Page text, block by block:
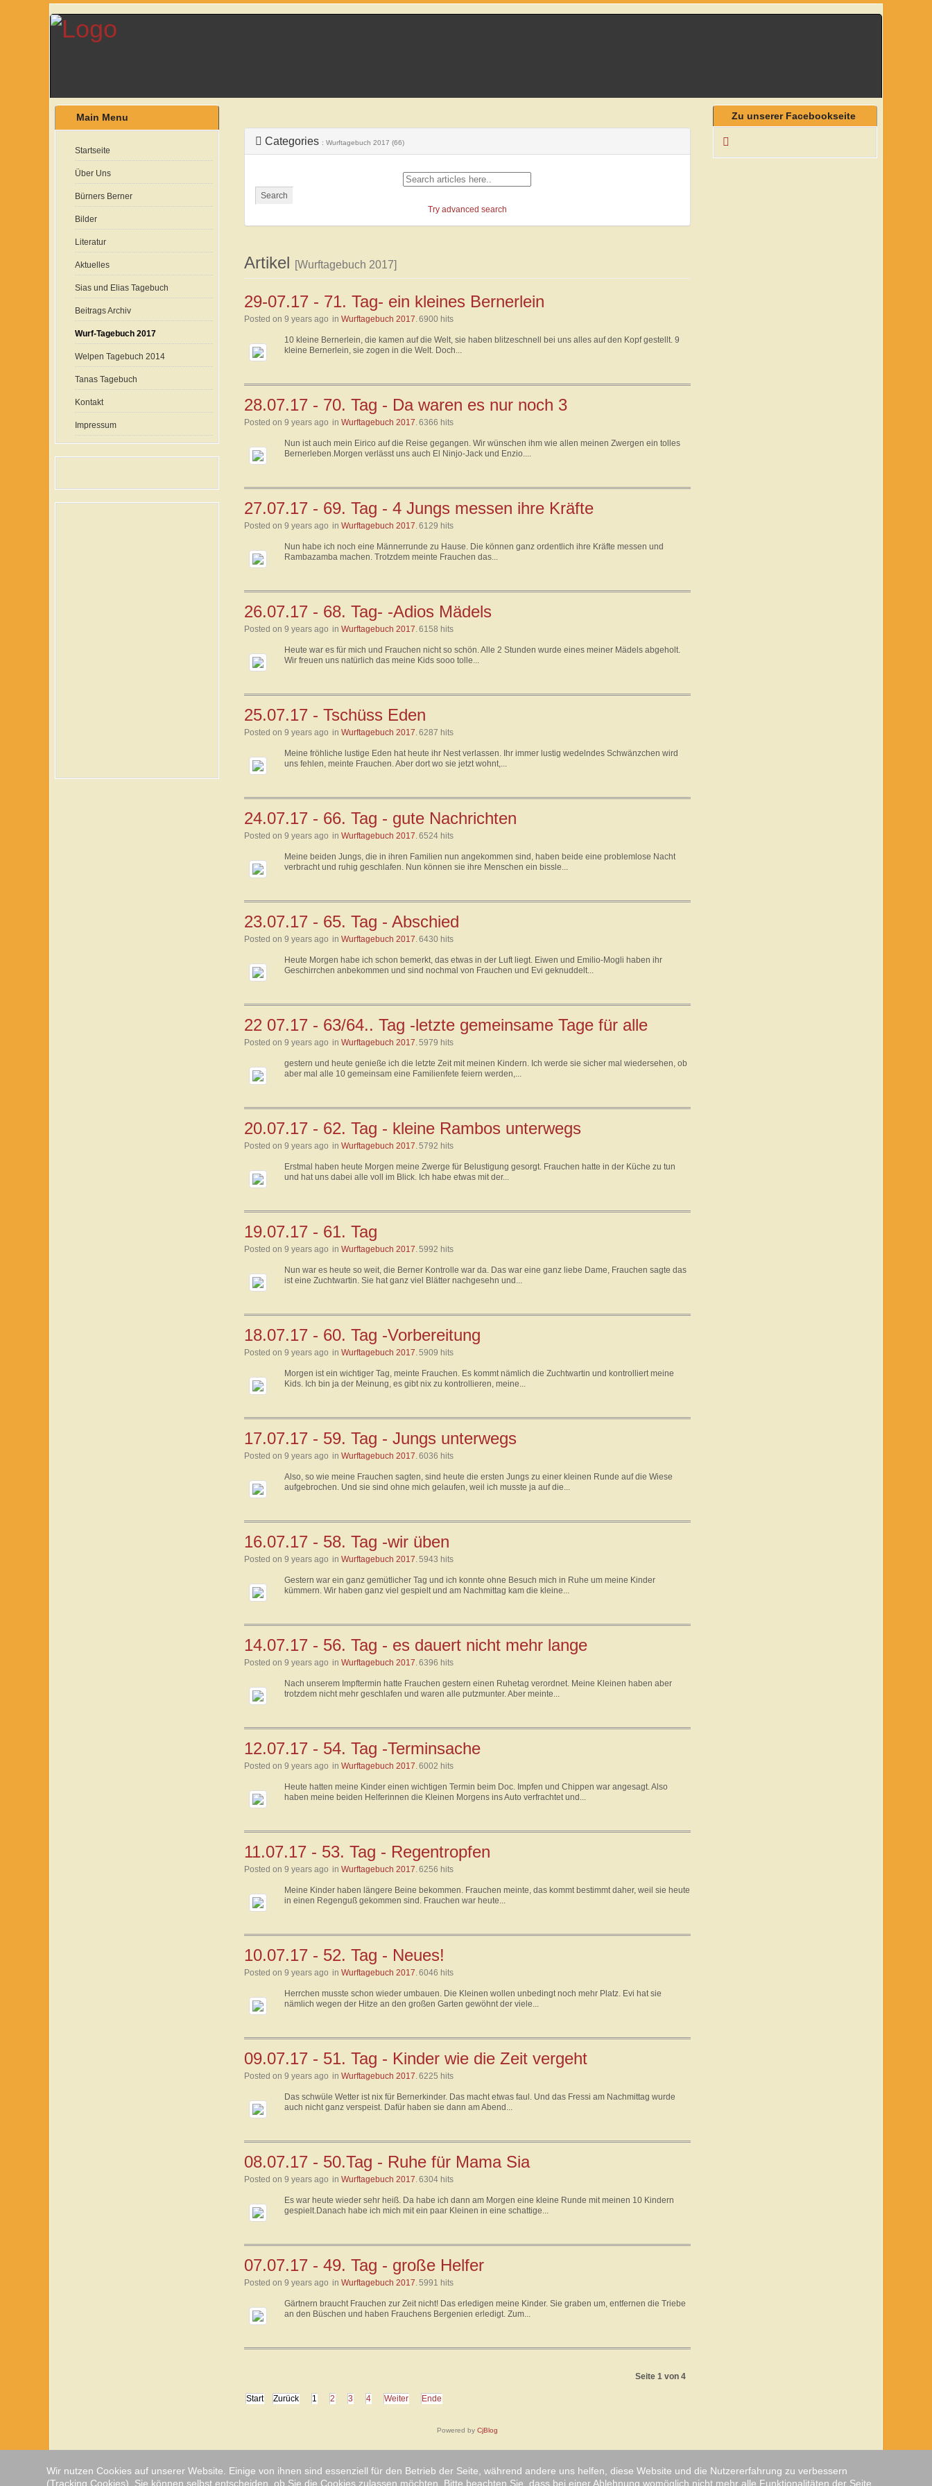
Main Menu
Startseite
Über Uns
Bürners Berner
Bilder
Literatur
Aktuelles
Sias und Elias Tagebuch
Beitrags Archiv
Wurf-Tagebuch 2017
Welpen Tagebuch 2014
Tanas Tagebuch
Kontakt
Impressum
Categories : Wurftagebuch 2017 (66)
Search
Try advanced search
Artikel [Wurftagebuch 2017]
29-07.17 - 71. Tag- ein kleines Bernerlein
Posted on 9 years ago in Wurftagebuch 2017.6900 hits
10 kleine Bernerlein, die kamen auf die Welt, sie haben blitzeschnell bei uns alles auf den Kopf gestellt. 9
kleine Bernerlein, sie zogen in die Welt. Doch...
28.07.17 - 70. Tag - Da waren es nur noch 3
Posted on 9 years ago in Wurftagebuch 2017.6366 hits
Nun ist auch mein Eirico auf die Reise gegangen. Wir wünschen ihm wie allen meinen Zwergen ein tolles
Bernerleben.Morgen verlässt uns auch El Ninjo-Jack und Enzio....
27.07.17 - 69. Tag - 4 Jungs messen ihre Kräfte
Posted on 9 years ago in Wurftagebuch 2017.6129 hits
Nun habe ich noch eine Männerrunde zu Hause. Die können ganz ordentlich ihre Kräfte messen und
Rambazamba machen. Trotzdem meinte Frauchen das...
26.07.17 - 68. Tag- -Adios Mädels
Posted on 9 years ago in Wurftagebuch 2017.6158 hits
Heute war es für mich und Frauchen nicht so schön. Alle 2 Stunden wurde eines meiner Mädels abgeholt.
Wir freuen uns natürlich das meine Kids sooo tolle...
25.07.17 - Tschüss Eden
Posted on 9 years ago in Wurftagebuch 2017.6287 hits
Meine fröhliche lustige Eden hat heute ihr Nest verlassen. Ihr immer lustig wedelndes Schwänzchen wird
uns fehlen, meinte Frauchen. Aber dort wo sie jetzt wohnt,...
24.07.17 - 66. Tag - gute Nachrichten
Posted on 9 years ago in Wurftagebuch 2017.6524 hits
Meine beiden Jungs, die in ihren Familien nun angekommen sind, haben beide eine problemlose Nacht
verbracht und ruhig geschlafen. Nun können sie ihre Menschen ein bissle...
23.07.17 - 65. Tag - Abschied
Posted on 9 years ago in Wurftagebuch 2017.6430 hits
Heute Morgen habe ich schon bemerkt, das etwas in der Luft liegt. Eiwen und Emilio-Mogli haben ihr
Geschirrchen anbekommen und sind nochmal von Frauchen und Evi geknuddelt...
22 07.17 - 63/64.. Tag -letzte gemeinsame Tage für alle
Posted on 9 years ago in Wurftagebuch 2017.5979 hits
gestern und heute genieße ich die letzte Zeit mit meinen Kindern. Ich werde sie sicher mal wiedersehen, ob
aber mal alle 10 gemeinsam eine Familienfete feiern werden,...
20.07.17 - 62. Tag - kleine Rambos unterwegs
Posted on 9 years ago in Wurftagebuch 2017.5792 hits
Erstmal haben heute Morgen meine Zwerge für Belustigung gesorgt. Frauchen hatte in der Küche zu tun
und hat uns dabei alle voll im Blick. Ich habe etwas mit der...
19.07.17 - 61. Tag
Posted on 9 years ago in Wurftagebuch 2017.5992 hits
Nun war es heute so weit, die Berner Kontrolle war da. Das war eine ganz liebe Dame, Frauchen sagte das
ist eine Zuchtwartin. Sie hat ganz viel Blätter nachgesehn und...
18.07.17 - 60. Tag -Vorbereitung
Posted on 9 years ago in Wurftagebuch 2017.5909 hits
Morgen ist ein wichtiger Tag, meinte Frauchen. Es kommt nämlich die Zuchtwartin und kontrolliert meine
Kids. Ich bin ja der Meinung, es gibt nix zu kontrollieren, meine...
17.07.17 - 59. Tag - Jungs unterwegs
Posted on 9 years ago in Wurftagebuch 2017.6036 hits
Also, so wie meine Frauchen sagten, sind heute die ersten Jungs zu einer kleinen Runde auf die Wiese
aufgebrochen. Und sie sind ohne mich gelaufen, weil ich musste ja auf die...
16.07.17 - 58. Tag -wir üben
Posted on 9 years ago in Wurftagebuch 2017.5943 hits
Gestern war ein ganz gemütlicher Tag und ich konnte ohne Besuch mich in Ruhe um meine Kinder
kümmern. Wir haben ganz viel gespielt und am Nachmittag kam die kleine...
14.07.17 - 56. Tag - es dauert nicht mehr lange
Posted on 9 years ago in Wurftagebuch 2017.6396 hits
Nach unserem Impftermin hatte Frauchen gestern einen Ruhetag verordnet. Meine Kleinen haben aber
trotzdem nicht mehr geschlafen und waren alle putzmunter. Aber meinte...
12.07.17 - 54. Tag -Terminsache
Posted on 9 years ago in Wurftagebuch 2017.6002 hits
Heute hatten meine Kinder einen wichtigen Termin beim Doc. Impfen und Chippen war angesagt. Also
haben meine beiden Helferinnen die Kleinen Morgens ins Auto verfrachtet und...
11.07.17 - 53. Tag - Regentropfen
Posted on 9 years ago in Wurftagebuch 2017.6256 hits
Meine Kinder haben längere Beine bekommen. Frauchen meinte, das kommt bestimmt daher, weil sie heute
in einen Regenguß gekommen sind. Frauchen war heute...
10.07.17 - 52. Tag - Neues!
Posted on 9 years ago in Wurftagebuch 2017.6046 hits
Herrchen musste schon wieder umbauen. Die Kleinen wollen unbedingt noch mehr Platz. Evi hat sie
nämlich wegen der Hitze an den großen Garten gewöhnt der viele...
09.07.17 - 51. Tag - Kinder wie die Zeit vergeht
Posted on 9 years ago in Wurftagebuch 2017.6225 hits
Das schwüle Wetter ist nix für Bernerkinder. Das macht etwas faul. Und das Fressi am Nachmittag wurde
auch nicht ganz verspeist. Dafür haben sie dann am Abend...
08.07.17 - 50.Tag - Ruhe für Mama Sia
Posted on 9 years ago in Wurftagebuch 2017.6304 hits
Es war heute wieder sehr heiß. Da habe ich dann am Morgen eine kleine Runde mit meinen 10 Kindern
gespielt.Danach habe ich mich mit ein paar Kleinen in eine schattige...
07.07.17 - 49. Tag - große Helfer
Posted on 9 years ago in Wurftagebuch 2017.5991 hits
Gärtnern braucht Frauchen zur Zeit nicht! Das erledigen meine Kinder. Sie graben um, entfernen die Triebe
an den Büschen und haben Frauchens Bergenien erledigt. Zum...
Seite 1 von 4
Start Zurück 1 2 3 4 Weiter Ende
Powered by CjBlog
Zu unserer Facebookseite
Wir nutzen Cookies auf unserer Website. Einige von ihnen sind essenziell für den Betrieb der Seite, während andere uns helfen, diese Website und die Nutzererfahrung zu verbessern
(Tracking Cookies). Sie können selbst entscheiden, ob Sie die Cookies zulassen möchten. Bitte beachten Sie, dass bei einer Ablehnung womöglich nicht mehr alle Funktionalitäten der Seite